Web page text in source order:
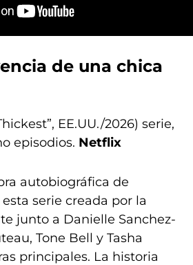
de una chica
EE.UU./2026) serie,
episodios. Netflix
autobiográfica de
serie creada por la
junto a Danielle Sanchez-
Tone Bell y Tasha
principales. La historia